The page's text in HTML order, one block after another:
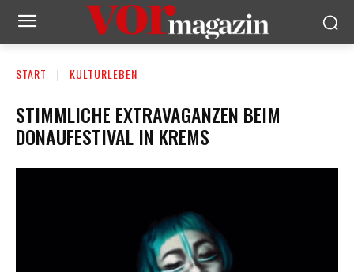
START KULTURLEBEN
STIMMLICHE EXTRAVAGANZEN BEIM
DONAUFESTIVAL IN KREMS